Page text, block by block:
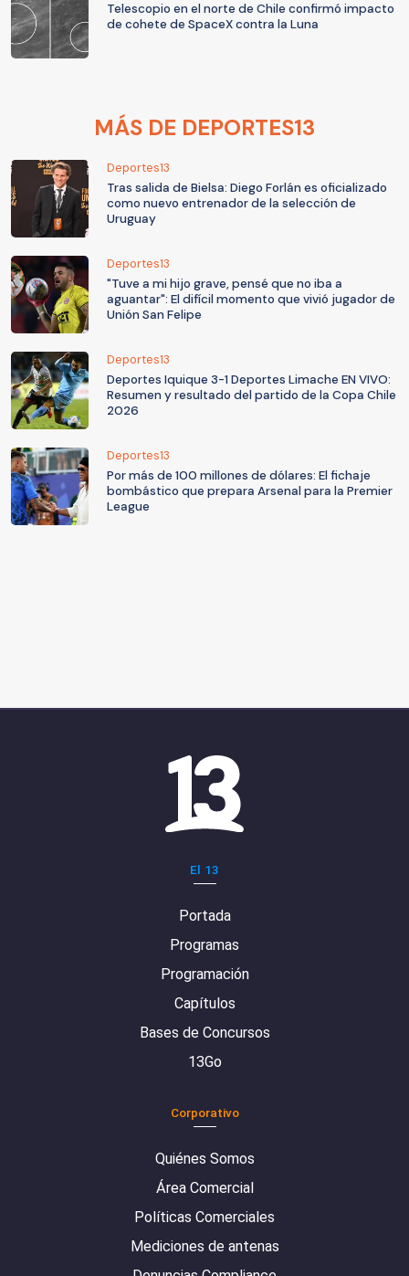
Telescopio en el norte de Chile confirmó impacto
de cohete de SpaceX contra la Luna
MÁS DE DEPORTES13
Deportes13
Tras salida de Bielsa: Diego Forlán es oficializado
como nuevo entrenador de la selección de
Uruguay
Deportes13
"Tuve a mi hijo grave, pensé que no iba a
aguantar": El difícil momento que vivió jugador de
Unión San Felipe
Deportes13
Deportes Iquique 3-1 Deportes Limache EN VIVO:
Resumen y resultado del partido de la Copa Chile
2026
Deportes13
Por más de 100 millones de dólares: El fichaje
bombástico que prepara Arsenal para la Premier
League
El 13
Portada
Programas
Programación
Capítulos
Bases de Concursos
13Go
Corporativo
Quiénes Somos
Área Comercial
Políticas Comerciales
Mediciones de antenas